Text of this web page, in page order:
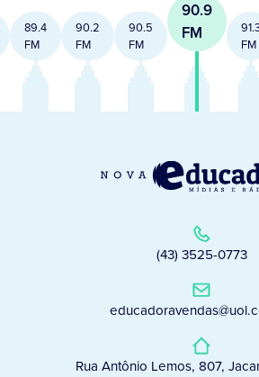
89.4
FM
90.2
FM
90.5
FM
90.9
FM
FM
(43) 3525-0773
Rua Antônio Lemos, 807,